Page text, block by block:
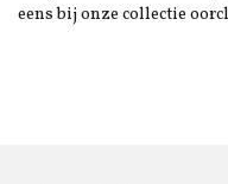
eens bij onze collectie